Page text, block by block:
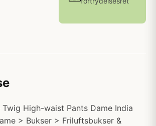
Twig High-waist Pants Dame India
> Bukser > Friluftsbukser &